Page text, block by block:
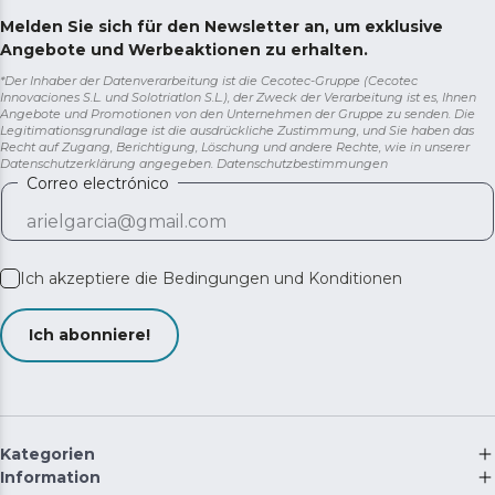
KidLock: Sperrt das Bedienfeld des Wäschetrockners
und schützt die jüngsten Mitglieder des Haushalts.
Melden Sie sich für den Newsletter an, um exklusive
Angebote und Werbeaktionen zu erhalten.
*Der Inhaber der Datenverarbeitung ist die Cecotec-Gruppe (Cecotec
Innovaciones S.L. und Solotriatlon S.L.), der Zweck der Verarbeitung ist es, Ihnen
Angebote und Promotionen von den Unternehmen der Gruppe zu senden. Die
Legitimationsgrundlage ist die ausdrückliche Zustimmung, und Sie haben das
Recht auf Zugang, Berichtigung, Löschung und andere Rechte, wie in unserer
Datenschutzerklärung angegeben. Datenschutzbestimmungen
Correo electrónico
Ich akzeptiere die Bedingungen und Konditionen
Ich abonniere!
Kategorien
Information